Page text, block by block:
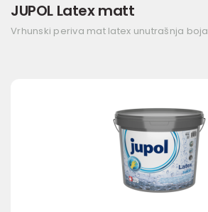
JUPOL Latex matt
Vrhunski periva mat latex unutrašnja boja